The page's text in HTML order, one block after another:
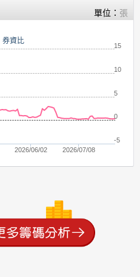
單位： 張
券資比
2026/06/02 2026/07/08
-5
0
5
10
15